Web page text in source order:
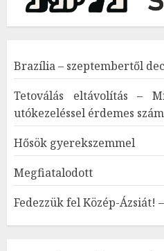
Brazília – szeptembertől
Tetoválás eltávolítás –
utókezeléssel érdemes
Hősök gyerekszemmel
Megfiatalodott
Fedezzük fel Közép-Ázsiát!